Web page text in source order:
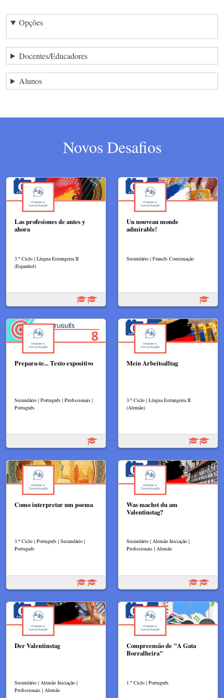
Opções
Docentes/Educadores
Alunos
Novos Desafios
Las profesiones de antes y
ahora
3.º Ciclo | Língua Estrangeira II
(Espanhol)
Un nouveau monde
admirable!
Secundário | Francês Continuação
Prepara-te... Texto expositivo
Secundário | Português | Profissionais |
Português
Mein Arbeitsalltag
3.º Ciclo | Língua Estrangeira II
(Alemão)
Como interpretar um poema
3.º Ciclo | Português | Secundário |
Português
Was machst du am
Valentinstag?
Secundário | Alemão Iniciação |
Profissionais | Alemão
Der Valentinstag
Secundário | Alemão Iniciação |
Profissionais | Alemão
Compreensão de "A Gata
Borralheira"
1.º Ciclo | Português